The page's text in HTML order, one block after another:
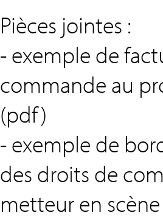
Pièces jointes :
- exemple de
commande au
(pdf)
- exemple de
des droits de
metteur en